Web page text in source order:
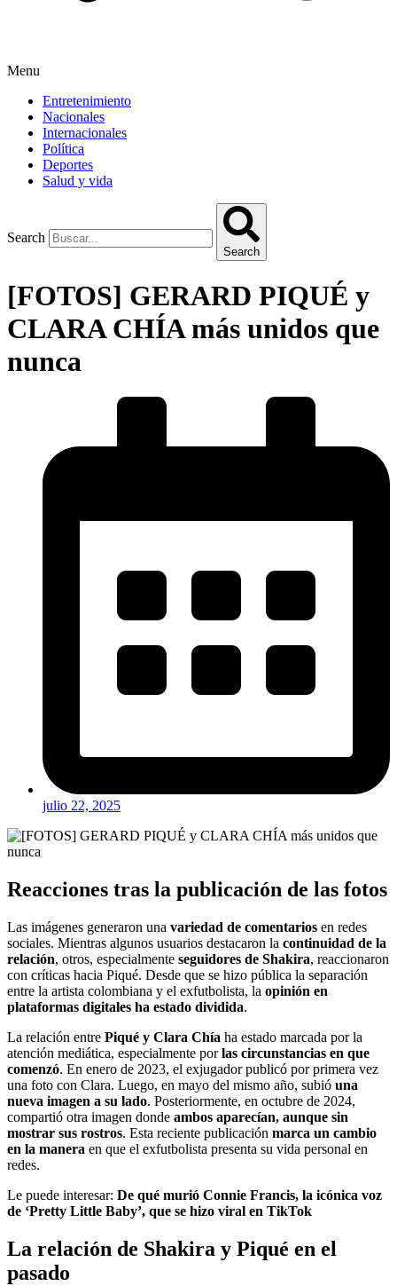
Menu
Entretenimiento
Nacionales
Internacionales
Política
Deportes
Salud y vida
Search
Search
[FOTOS] GERARD PIQUÉ y
CLARA CHÍA más unidos que
nunca
julio 22, 2025
Reacciones tras la publicación de las fotos
Las imágenes generaron una variedad de comentarios en redes
sociales. Mientras algunos usuarios destacaron la continuidad de la
relación, otros, especialmente seguidores de Shakira, reaccionaron
con críticas hacia Piqué. Desde que se hizo pública la separación
entre la artista colombiana y el exfutbolista, la opinión en
plataformas digitales ha estado dividida.
La relación entre Piqué y Clara Chía ha estado marcada por la
atención mediática, especialmente porlas circunstancias en que
comenzó. En enero de 2023, el exjugador publicó por primera vez
una foto con Clara. Luego, en mayo del mismo año, subió una
nueva imagen a su lado. Posteriormente, en octubre de 2024,
compartió otra imagen donde ambos aparecían, aunque sin
mostrar sus rostros. Esta reciente publicación marca un cambio
en la manera en que el exfutbolista presenta su vida personal en
redes.
Le puede interesar: De qué murió Connie Francis, la icónica voz
de ‘Pretty Little Baby’, que se hizo viral en TikTok
La relación de Shakira y Piqué en el
pasado